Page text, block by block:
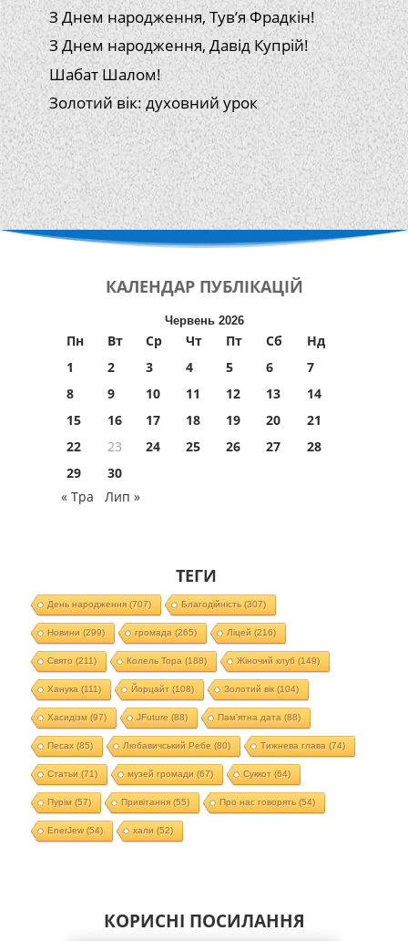
З Днем народження, Тув’я Фрадкін!
З Днем народження, Давід Купрій!
Шабат Шалом!
Золотий вік: духовний урок
КАЛЕНДАР ПУБЛІКАЦІЙ
Червень 2026
Пн Вт Ср Чт Пт Сб
Нд
1
2 3 4 5 6
7
8
9 10 11 12 13
14
15
16 17 18 19 20
21
22
23 24 25 26 27
28
29
30
« Тра
Лип »
ТЕГИ
День народження(707) Благодійність (307)
Новини (299) громада (265) Ліцей (216)
Свято (211) Колель Тора (188) Жіночий клуб (149)
Ханука (111) Йорцайт (108) Золотий вік(104)
Хасидізм (97) JFuture (88) Пам'ятна дата (88)
Песах(85) Любавичський Ребе (80) Тижнева глава (74)
Статьи (71) музей громади (67) Суккот (64)
Пурім (57) Привітання(55) Про нас говорять (54)
EnerJew(54) хали (52)
КОРИСНІ ПОСИЛАННЯ